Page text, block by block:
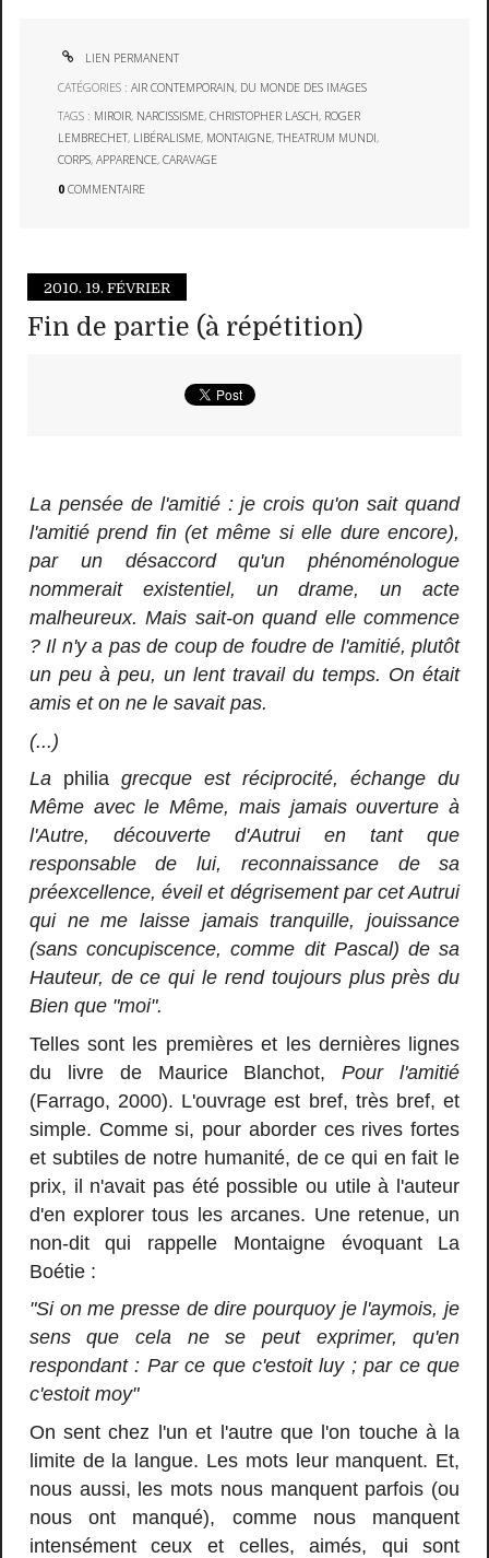
LIEN PERMANENT
CATÉGORIES :AIR CONTEMPORAIN, DU MONDE DES IMAGES
TAGS : MIROIR, NARCISSISME,CHRISTOPHER LASCH, ROGER
LEMBRECHET, LIBÉRALISME, MONTAIGNE,THEATRUM MUNDI,
CORPS,APPARENCE,CARAVAGE
0 COMMENTAIRE
2010. 19. FÉVRIER
Fin de partie (à répétition)
La pensée de l'amitié : je crois qu'on sait quand
l'amitié prend fin (et même si elle dure encore),
par un désaccord qu'un phénoménologue
nommerait existentiel, un drame, un acte
malheureux. Mais sait-on quand elle commence
? Il n'y a pas de coup de foudre de l'amitié, plutôt
un peu à peu, un lent travail du temps. On était
amis et on ne le savait pas.
(...)
Laphilia grecque est réciprocité, échange du
Même avec le Même, mais jamais ouverture à
l'Autre, découverte d'Autrui en tant que
responsable de lui, reconnaissance de sa
préexcellence, éveil et dégrisement par cet Autrui
qui ne me laisse jamais tranquille, jouissance
(sans concupiscence, comme dit Pascal) de sa
Hauteur, de ce qui le rend toujours plus près du
Bien que "moi".
Telles sont les premières et les dernières lignes
du livre de Maurice Blanchot,Pour l'amitié
(Farrago, 2000). L'ouvrage est bref, très bref, et
simple. Comme si, pour aborder ces rives fortes
et subtiles de notre humanité, de ce qui en fait le
prix, il n'avait pas été possible ou utile à l'auteur
d'en explorer tous les arcanes. Une retenue, un
non-dit qui rappelle Montaigne évoquant La
Boétie :
"Si on me presse de dire pourquoy je l'aymois, je
sens que cela ne se peut exprimer, qu'en
respondant : Par ce que c'estoit luy ; par ce que
c'estoit moy"
On sent chez l'un et l'autre que l'on touche à la
limite de la langue. Les mots leur manquent. Et,
nous aussi, les mots nous manquent parfois (ou
nous ont manqué), comme nous manquent
intensément ceux et celles, aimés, qui sont